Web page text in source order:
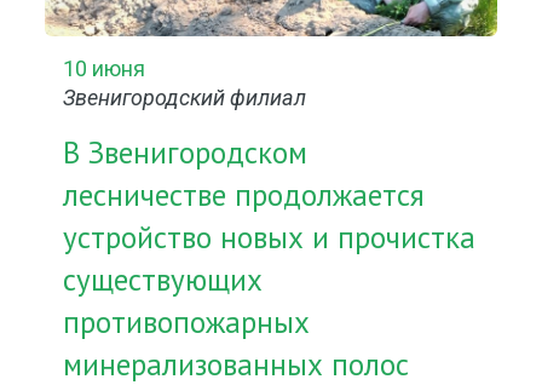
10 июня
Звенигородский филиал
В Звенигородском
лесничестве продолжается
устройство новых и прочистка
существующих
противопожарных
минерализованных полос